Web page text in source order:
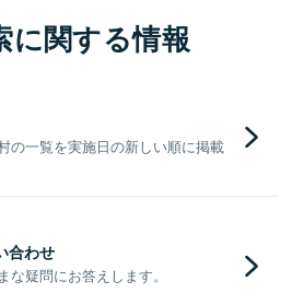
に関する情報
の一覧を実施日の新しい順に掲載
合わせ
疑問にお答えします。